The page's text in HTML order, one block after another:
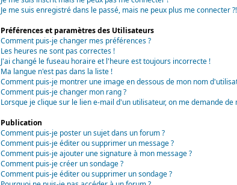
Je me suis enregistré dans le passé, mais ne peux plus me connecter ?!
Préférences et paramètres des Utilisateurs
Comment puis-je changer mes préférences ?
Les heures ne sont pas correctes !
J'ai changé le fuseau horaire et l'heure est toujours incorrecte !
Ma langue n'est pas dans la liste !
Comment puis-je montrer une image en dessous de mon nom
Comment puis-je changer mon rang ?
Lorsque je clique sur le lien e-mail d'un utilisateur, on me demande de
Publication
Comment puis-je poster un sujet dans un forum ?
Comment puis-je éditer ou supprimer un message ?
Comment puis-je ajouter une signature à mon message ?
Comment puis-je créer un sondage ?
Comment puis-je éditer ou supprimer un sondage ?